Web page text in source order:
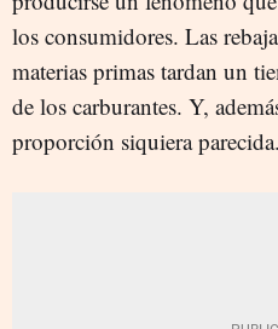
los consumidores. Las
materias primas tardan un
de los carburantes. Y,
proporción siquiera parecida.